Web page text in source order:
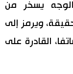
يسخر من
ويرمز إلى
القادرة على